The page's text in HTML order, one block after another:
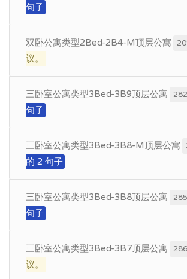
句子
双卧公寓类型2Bed-2B4-M顶层公寓
议。
三卧室公寓类型3Bed-3B9顶层公寓
句子
三卧室公寓类型3Bed-3B8-M顶层公寓
的 2 句子
三卧室公寓类型3Bed-3B8顶层公寓
句子
三卧室公寓类型3Bed-3B7顶层公寓
议。